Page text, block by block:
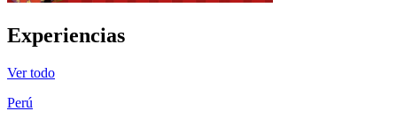
Experiencias
Ver todo
Perú